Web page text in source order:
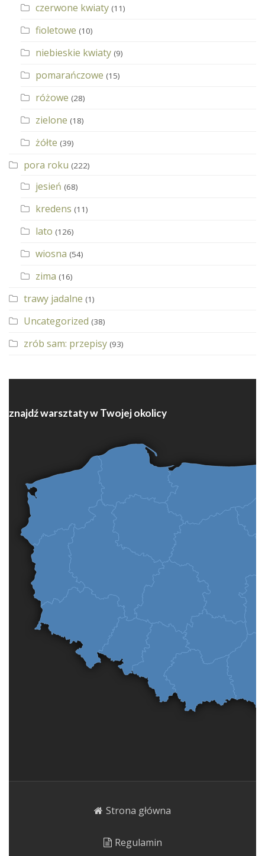
czerwone kwiaty (11)
fioletowe (10)
niebieskie kwiaty (9)
pomarańczowe (15)
różowe (28)
zielone (18)
żółte (39)
pora roku (222)
jesień (68)
kredens (11)
lato (126)
wiosna (54)
zima (16)
trawy jadalne (1)
Uncategorized (38)
zrób sam: przepisy (93)
znajdź warsztaty w Twojej okolicy
Strona główna
Regulamin